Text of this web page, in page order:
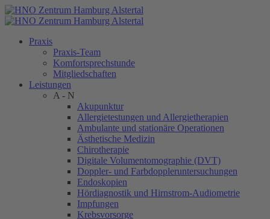
Praxis
Praxis-Team
Komfortsprechstunde
Mitgliedschaften
Leistungen
A - N
Akupunktur
Allergietestungen und Allergietherapien
Ambulante und stationäre Operationen
Ästhetische Medizin
Chirotherapie
Digitale Volumentomographie (DVT)
Doppler- und Farbdoppleruntersuchungen
Endoskopien
Hördiagnostik und Hirnstrom-Audiometrie
Impfungen
Krebsvorsorge